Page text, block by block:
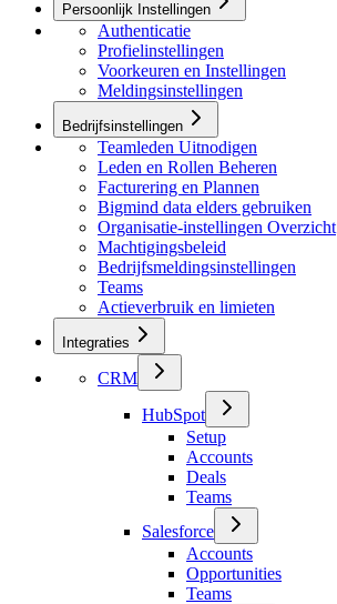
Persoonlijk Instellingen
Authenticatie
Profielinstellingen
Voorkeuren en Instellingen
Meldingsinstellingen
Bedrijfsinstellingen
Teamleden Uitnodigen
Leden en Rollen Beheren
Facturering en Plannen
Bigmind data elders gebruiken
Organisatie-instellingen Overzicht
Machtigingsbeleid
Bedrijfsmeldingsinstellingen
Teams
Actieverbruik en limieten
Integraties
CRM
HubSpot
Setup
Accounts
Deals
Teams
Salesforce
Accounts
Opportunities
Teams